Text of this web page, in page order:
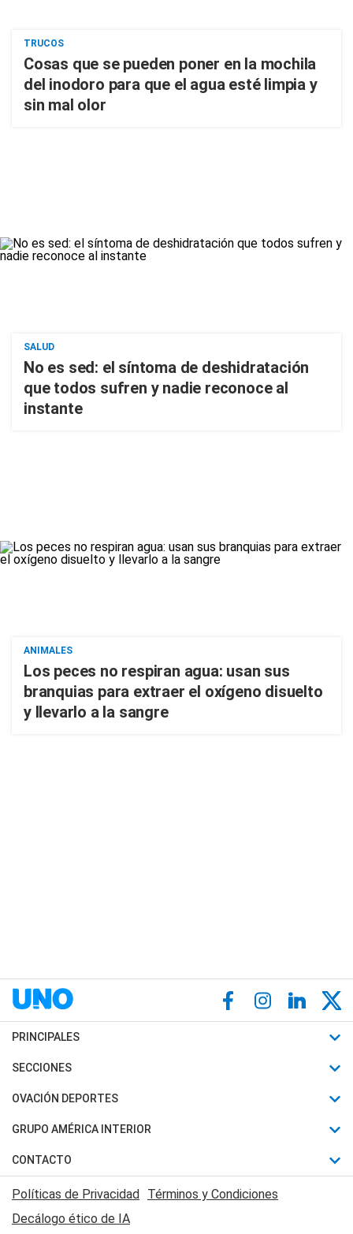
TRUCOS
Cosas que se pueden poner en la mochila
del inodoro para que el agua esté limpia y
sin mal olor
SALUD
No es sed: el síntoma de deshidratación
que todos sufren y nadie reconoce al
instante
ANIMALES
Los peces no respiran agua: usan sus
branquias para extraer el oxígeno disuelto
y llevarlo a la sangre
PRINCIPALES
Últimas Noticias
Política
Judiciales
Economia
SECCIONES
Horóscopo
Motores
Trucos caseros
Series y Películas
Edictos y Solicitadas
OVACIÓN DEPORTES
Fútbol
Mundial
Automovilismo
Rugby
GRUPO AMÉRICA INTERIOR
Canal 7 en Vivo
CONTACTO
Acerca de Nosotros
Contactanos
Políticas de Privacidad Términos y Condiciones
Decálogo ético de IA